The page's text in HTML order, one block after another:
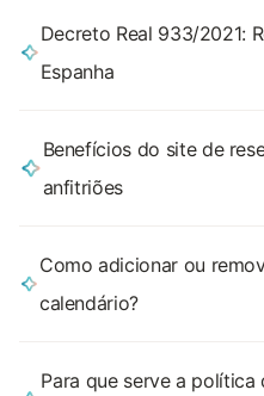
Decreto Real 933/2021:
Espanha
Benefícios do site de
anfitriões
Como adicionar ou
calendário?
Para que serve a